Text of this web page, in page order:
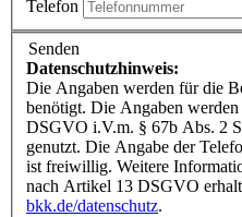
Telefon
Senden
Datenschutzhinweis:
Die Angaben werden für die
benötigt. Die Angaben
DSGVO i.V.m. § 67b Abs. 2
genutzt. Die Angabe der
ist freiwillig. Weitere
nach Artikel 13 DSGVO
bkk.de/datenschutz.